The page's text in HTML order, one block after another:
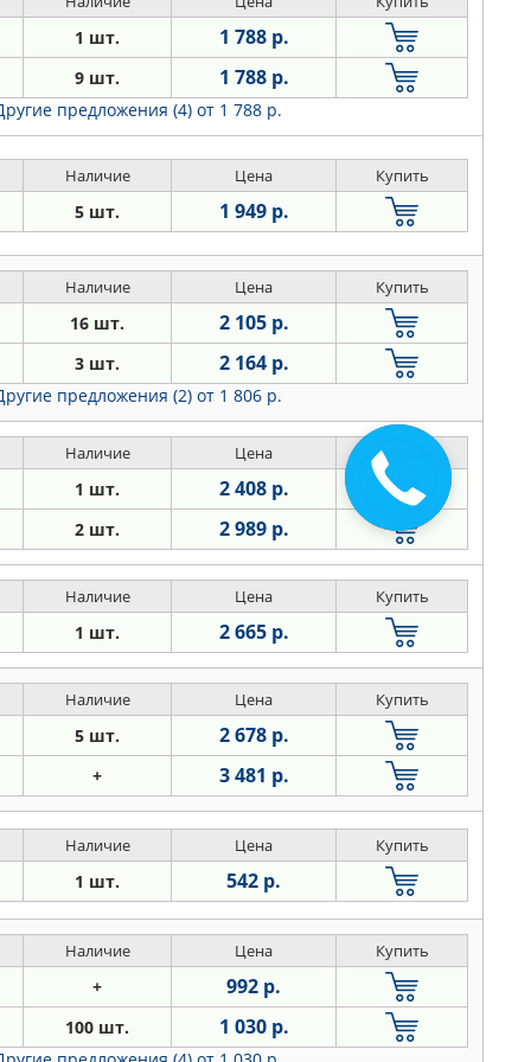
1 шт. 1 788 р.
9 шт. 1 788 р.
предложения (4) от 1 788 р.
Наличие Цена Купить
5 шт. 1 949 р.
Наличие Цена Купить
16 шт. 2 105 р.
3 шт. 2 164 р.
предложения (2) от 1 806 р.
Наличие Цена Купить
1 шт. 2 408 р.
2 шт. 2 989 р.
Наличие Цена Купить
1 шт. 2 665 р.
Наличие Цена Купить
5 шт. 2 678 р.
+ 3 481 р.
Наличие Цена Купить
1 шт. 542 р.
Наличие Цена Купить
+ 992 р.
100 шт. 1 030 р.